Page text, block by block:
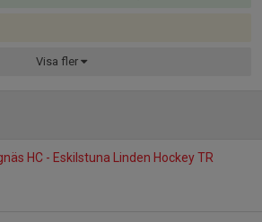
Visa fler
HC - Eskilstuna Linden Hockey TR